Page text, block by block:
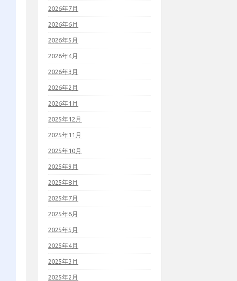
2026年7月
2026年6月
2026年5月
2026年4月
2026年3月
2026年2月
2026年1月
2025年12月
2025年11月
2025年10月
2025年9月
2025年8月
2025年7月
2025年6月
2025年5月
2025年4月
2025年3月
2025年2月